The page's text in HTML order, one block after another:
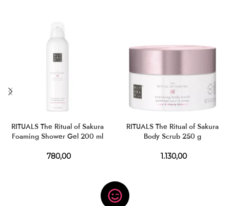
RITUALS The Ritual of Sakura
Foaming Shower Gel 200 ml
780,00
RITUALS The Ritual of Sakura
Body Scrub 250 g
1.130,00